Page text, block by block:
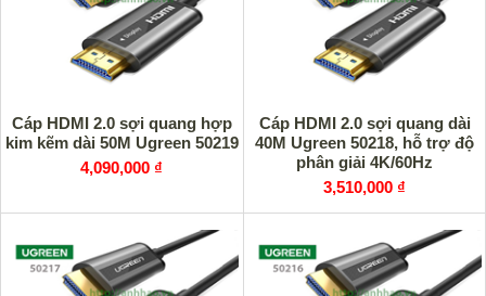
Cáp HDMI 2.0 sợi quang hợp
kim kẽm dài 50M Ugreen 50219
4,090,000 ₫
Cáp HDMI 2.0 sợi quang dài
40M Ugreen 50218, hỗ trợ độ
phân giải 4K/60Hz
3,510,000 ₫